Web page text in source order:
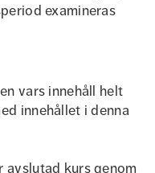
examineras
vars innehåll helt
innehållet i denna
kurs genom